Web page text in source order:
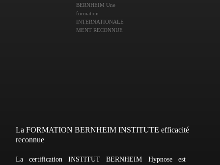
BERNHEIM Une
formation
INTERNATIONALE
MENT RECONNUE
La FORMATION BERNHEIM INSTITUTE efficacité
reconnue
La certification INSTITUT BERNHEIM Hypnose est